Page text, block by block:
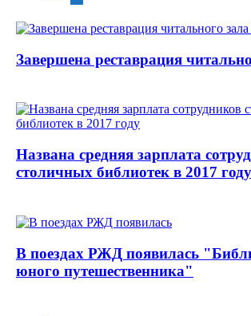
Завершена реставрация
Названа средняя зарплата
столичных библиотек в 2017 году
В поездах РЖД появилась
юного путешественника"